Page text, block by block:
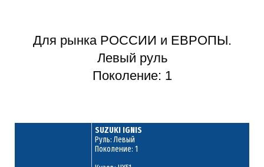
Для рынка РОССИИ и ЕВРОПЫ.
Левый руль
Поколение: 1
SUZUKI IGNIS
Руль: Левый
Поколение: 1